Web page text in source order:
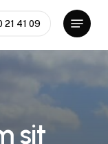
21 41 09
Menu
sit
Menu